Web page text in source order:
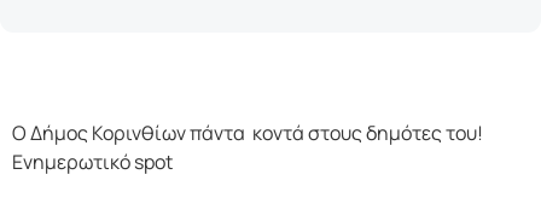
Ο Δήμος Κορινθίων πάντα κοντά στους δημότες του!
Ενημερωτικό spot